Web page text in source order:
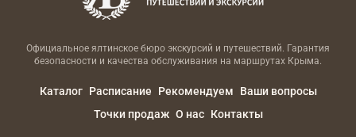
Официальное ялтинское бюро экскурсий и путешествий. Гарантия
безопасности и качества обслуживания на маршрутах Крыма.
Каталог Расписание Рекомендуем
Ваши вопросы
Точки продаж О нас Контакты